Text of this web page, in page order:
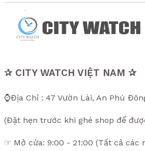
✰ CITY WATCH VIỆT NAM ✰
⌚Địa Chỉ : 47 Vườn Lài, An Phú
(Đặt hẹn trước khi ghé shop để
☞ Mở cửa: 9:00 - 21:00 (Tất cả các